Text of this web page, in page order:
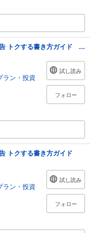
トクする書き方ガイド ...
ラン・投資
試し読み
フォロー
トクする書き方ガイド
ラン・投資
試し読み
フォロー